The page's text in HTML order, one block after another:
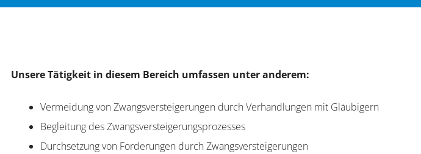
Unsere Tätigkeit in diesem Bereich umfassen unter anderem:
Vermeidung von Zwangsversteigerungen durch Verhandlungen mit Gläubigern
Begleitung des Zwangsversteigerungsprozesses
Durchsetzung von Forderungen durch Zwangsversteigerungen